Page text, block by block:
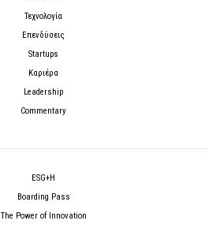
Τεχνολογία
Επενδύσεις
Startups
Καριέρα
Leadership
Commentary
ESG+H
Boarding Pass
The Power of Innovation